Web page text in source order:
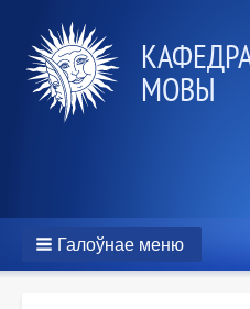
МОВЫ
Галоўнае меню